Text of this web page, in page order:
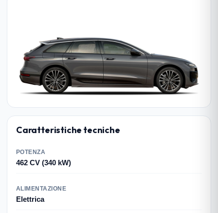
Caratteristiche tecniche
POTENZA
462 CV (340 kW)
ALIMENTAZIONE
Elettrica